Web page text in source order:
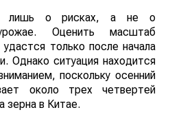
лишь о рисках, а не о
Оценить масштаб
только после начала
Однако ситуация находится
поскольку осенний
около трех четвертей
зерна в Китае.